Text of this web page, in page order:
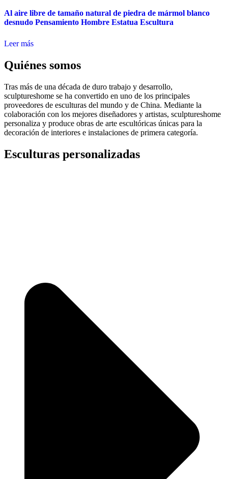
Al aire libre de tamaño natural de piedra de mármol blanco
desnudo Pensamiento Hombre Estatua Escultura
Leer más
Quiénes somos
Tras más de una década de duro trabajo y desarrollo,
sculptureshome se ha convertido en uno de los principales
proveedores de esculturas del mundo y de China. Mediante la
colaboración con los mejores diseñadores y artistas, sculptureshome
personaliza y produce obras de arte escultóricas únicas para la
decoración de interiores e instalaciones de primera categoría.
Esculturas personalizadas